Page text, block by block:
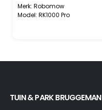
TUIN & PARK BRUGGEMAN